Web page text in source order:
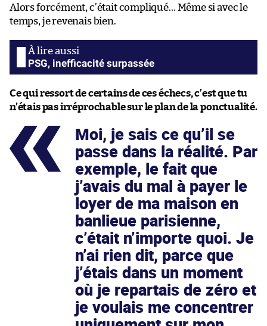
Alors forcément, c’était compliqué… Même si avec le
temps, je revenais bien.
PSG, inefficacité surpassée
Ce qui ressort de certains de ces échecs, c’est que tu
n’étais pas irréprochable sur le plan de la ponctualité.
Moi, je sais ce qu’il se
passe dans la réalité. Par
exemple, le fait que
j’avais du mal à payer le
loyer de ma maison en
banlieue parisienne,
c’était n’importe quoi. Je
n’ai rien dit, parce que
j’étais dans un moment
où je repartais de zéro et
je voulais me concentrer